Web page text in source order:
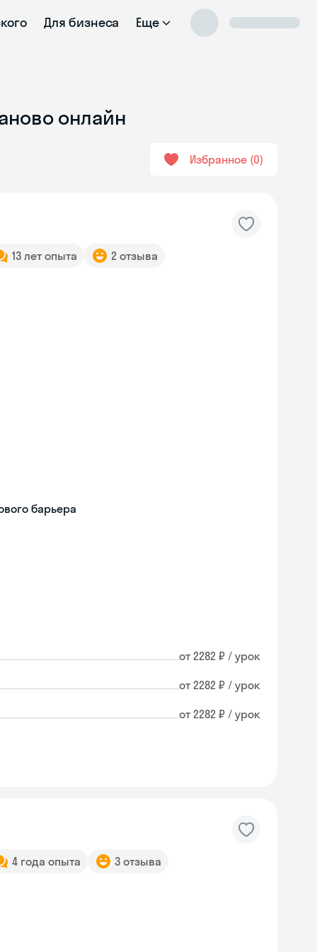
Для бизнеса Еще
онлайн
Избранное 0
13 лет опыта 2 отзыва
барьера
от 2282 ₽ / урок
от 2282 ₽ / урок
от 2282 ₽ / урок
4 года опыта 3 отзыва